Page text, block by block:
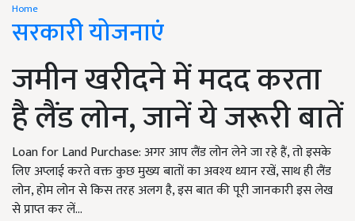
Home
सरकारी योजनाएं
जमीन खरीदने में मदद करता
है लैंड लोन, जानें ये जरूरी बातें
Loan for Land Purchase: अगर आप लैंड लोन लेने जा रहे हैं, तो इसके
लिए अप्लाई करते वक्त कुछ मुख्य बातों का अवश्य ध्यान रखें, साथ ही लैंड
लोन, होम लोन से किस तरह अलग है, इस बात की पूरी जानकारी इस लेख
से प्राप्त कर लें...